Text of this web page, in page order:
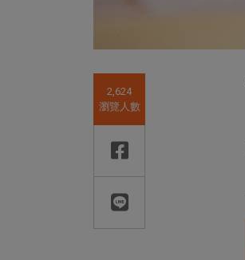
2,624
瀏覽人數